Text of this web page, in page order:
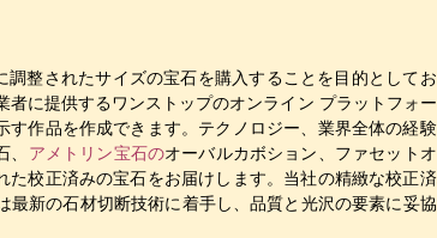
整されたサイズの宝石を購入することを目的としてお
に提供するワンストップのオンライン プラットフォ
す作品を作成できます。テクノロジー、業界全体の経
アメトリン宝石のオーバルカボション、ファセット
校正済みの宝石をお届けします。当社の精緻な校正
新の石材切断技術に着手し、品質と光沢の要素に妥